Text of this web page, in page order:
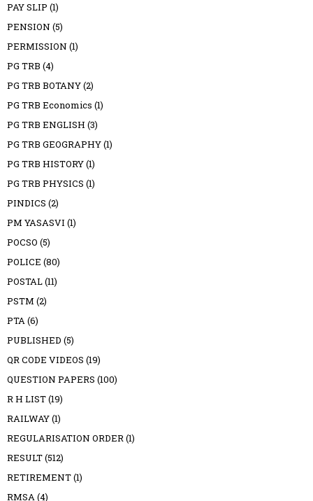
PAY SLIP (1)
PENSION (5)
PERMISSION (1)
PG TRB (4)
PG TRB BOTANY(2)
PG TRB Economics (1)
PG TRB ENGLISH (3)
PG TRB GEOGRAPHY(1)
PG TRB HISTORY(1)
PG TRB PHYSICS (1)
PINDICS (2)
PM YASASVI (1)
POCSO (5)
POLICE (80)
POSTAL(11)
PSTM (2)
PTA(6)
PUBLISHED (5)
QR CODE VIDEOS (19)
QUESTION PAPERS (100)
R H LIST(19)
RAILWAY(1)
REGULARISATION ORDER(1)
RESULT(512)
RETIREMENT(1)
RMSA(4)